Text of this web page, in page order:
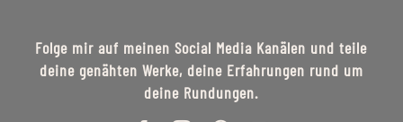
Folge mir auf meinen Social Media Kanälen und teile
deine genähten Werke, deine Erfahrungen rund um
deine Rundungen.